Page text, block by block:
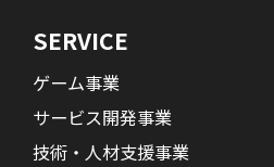
SERVICE
ゲーム事業
サービス開発事業
技術・人材支援事業